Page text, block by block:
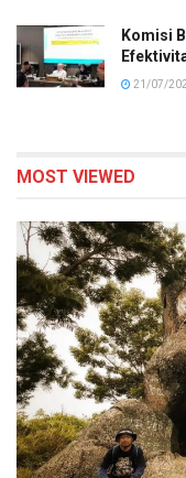
Komisi
21/07/
MOST VIEWED